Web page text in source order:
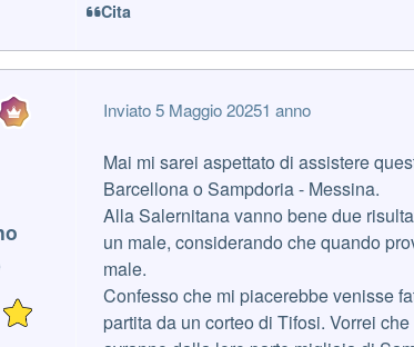
Cita
Inviato5 Maggio 20251 anno
Mai mi sarei aspettato di assistere
Barcellona o Sampdoria - Messina.
Alla Salernitana vanno bene due
un male, considerando che quando
male.
Confesso che mi piacerebbe venisse
partita da un corteo di Tifosi. Vorrei